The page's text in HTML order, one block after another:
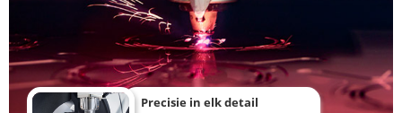
Precisie in elk detail